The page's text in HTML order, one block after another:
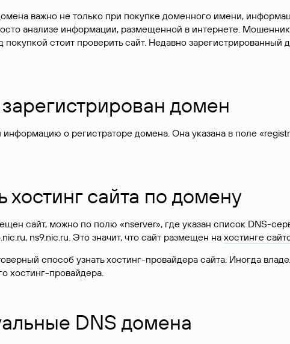
важно не только при покупке доменного имени,
анализе информации, размещенной в интернете.
стоит проверить сайт. Недавно
зарегистрирован домен
о регистраторе домена. Она указана в поле
хостинг сайта по домену
сайт, можно по полю «nserver», где указан список DNS-
ns9.nic.ru. Это значит, что сайт размещен на хостинге
способ узнать хостинг-провайдера сайта. Иногда
хостинг-провайдера.
DNS домена